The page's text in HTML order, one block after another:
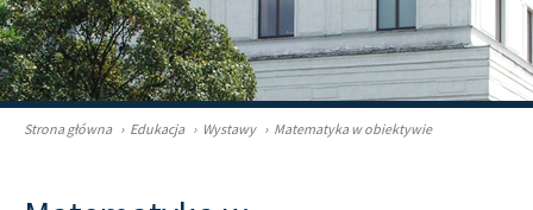
Strona główna › Edukacja › Wystawy › Matematyka w obiektywie